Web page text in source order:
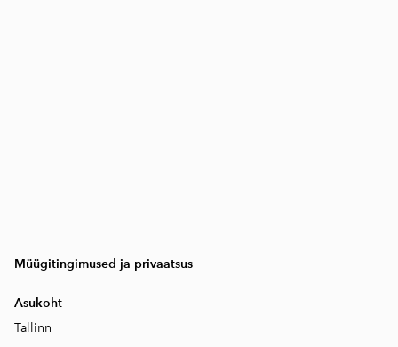
Müügitingimused ja privaatsus
Asukoht
Tallinn